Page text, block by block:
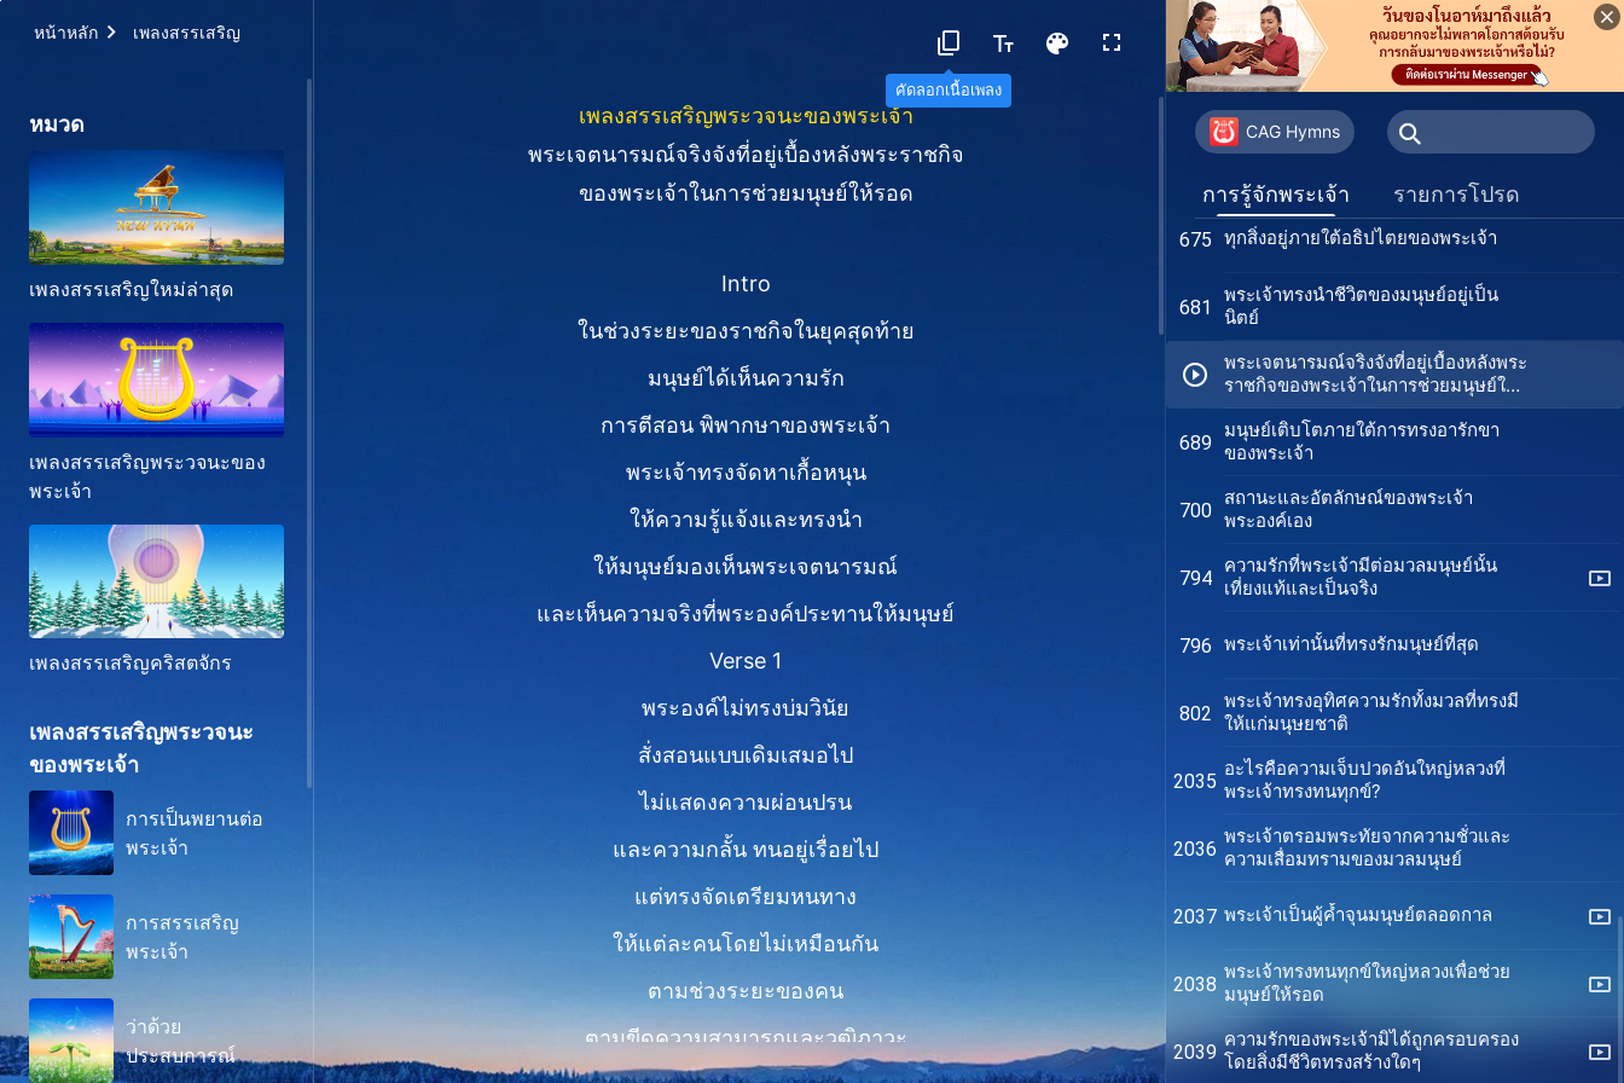
หน้าหลัก เพลงสรรเสริญ
คัดลอกเนื้อเพลง
หมวด
เพลงสรรเสริญใหม่ล่าสุด
เพลงสรรเสริญพระวจนะของ
พระเจ้า
เพลงสรรเสริญคริสตจักร
เพลงสรรเสริญพระวจนะ
ของพระเจ้า
การเป็นพยานต่อ
พระเจ้า
การสรรเสริญ
พระเจ้า
ว่าด้วย
ประสบการณ์
เพลงสรรเสริญพระวจนะของพระเจ้า
พระเจตนารมณ์จริงจังที่อยู่เบื้องหลังพระราชกิจ
ของพระเจ้าในการช่วยมนุษย์ให้รอด
Intro
ในช่วงระยะของราชกิจในยุคสุดท้าย
มนุษย์ได้เห็นความรัก
การตีสอน พิพากษาของพระเจ้า
พระเจ้าทรงจัดหาเกื้อหนุน
ให้ความรู้แจ้งและทรงนำ
ให้มนุษย์มองเห็นพระเจตนารมณ์
และเห็นความจริงที่พระองค์ประทานให้มนุษย์
Verse 1
พระองค์ไม่ทรงบ่มวินัย
สั่งสอนแบบเดิมเสมอไป
ไม่แสดงความผ่อนปรน
และความกลั้น ทนอยู่เรื่อยไป
แต่ทรงจัดเตรียมหนทาง
ให้แต่ละคนโดยไม่เหมือนกัน
ตามช่วงระยะของคน
ตามขีดความสามารถและวุฒิภาวะ
CAG Hymns
การรู้จักพระเจ้า รายการโปรด
662
ชีวิตของมนุษย์นั้นอยู่ภายใต้อธิปไตย
ของพระเจ้าทั้งสิ้น
การรวมตัวกันอย่างแท้จริงของสิทธิ
อำนาจของพระผู้สร้าง
675 ทุกสิ่งอยู่ภายใต้อธิปไตยของพระเจ้า
681
พระเจ้าทรงนำชีวิตของมนุษย์อยู่เป็น
นิตย์
พระเจตนารมณ์จริงจังที่อยู่เบื้องหลังพระ
ราชกิจของพระเจ้าในการช่วยมนุษย์ให้
รอด
689
มนุษย์เติบโตภายใต้การทรงอารักขา
ของพระเจ้า
700
สถานะและอัตลักษณ์ของพระเจ้า
พระองค์เอง
794
ความรักที่พระเจ้ามีต่อมวลมนุษย์นั้น
เที่ยงแท้และเป็นจริง
796 พระเจ้าเท่านั้นที่ทรงรักมนุษย์ที่สุด
802
พระเจ้าทรงอุทิศความรักทั้งมวลที่ทรงมี
ให้แก่มนุษยชาติ
2035
อะไรคือความเจ็บปวดอันใหญ่หลวงที่
พระเจ้าทรงทนทุกข์?
2036
พระเจ้าตรอมพระทัยจากความชั่วและ
ความเสื่อมทรามของมวลมนุษย์
2037 พระเจ้าเป็นผู้ค้ำจุนมนุษย์ตลอดกาล
2038
พระเจ้าทรงทนทุกข์ใหญ่หลวงเพื่อช่วย
มนุษย์ให้รอด
2039
ความรักของพระเจ้ามิได้ถูกครอบครอง
โดยสิ่งมีชีวิตทรงสร้างใดๆ